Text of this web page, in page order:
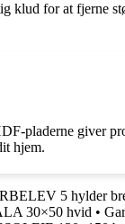
for at fjerne
pladerne giver
hjem.
5 hylder
30×50 hvid •